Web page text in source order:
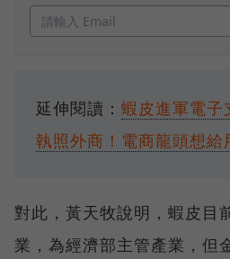
延伸閱讀： 蝦皮進軍電子
執照外商！電商龍頭想給
對此，黃天牧說明，蝦皮目
業，為經濟部主管產業，但